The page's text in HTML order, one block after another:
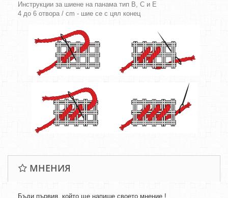
Инструкции за шиене на панама тип B, C и E
4 до 6 отвора / cm - шие се с цял конец
МНЕНИЯ
Бъди първия, който ще напише своето мнение !